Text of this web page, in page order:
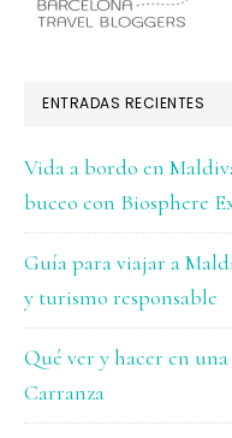
ENTRADAS RECIENTES
Vida a bordo en
buceo con Biosphere
Guía para viajar a
y turismo responsable
Qué ver y hacer en
Carranza